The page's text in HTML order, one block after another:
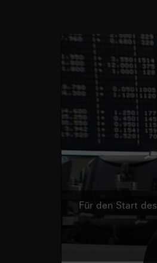
Für den Start